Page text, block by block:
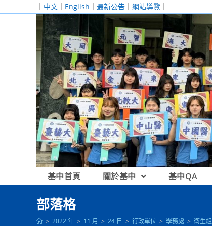
｜ 中文 ｜ English ｜ 最新公告 ｜ 網站導覽 ｜
基中首頁 關於基中 基中QA
部落格
> 2022 年 > 11 月 > 24 日 > 行政單位 > 學務處 > 衛生組